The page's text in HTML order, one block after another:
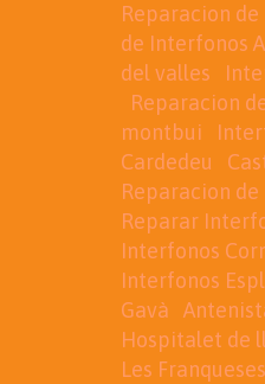
Reparacion
de Interfonos
del valles
Reparacion
montbui
Cardedeu
Reparacion
Reparar
Interfonos
Interfonos
Gavà
Hospitalet de
Les